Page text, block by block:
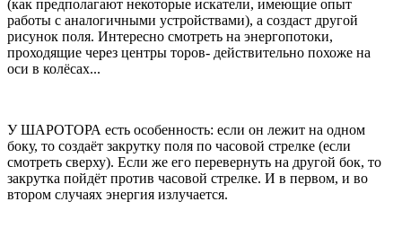
(как предполагают некоторые искатели, имеющие опыт
работы с аналогичными устройствами), а создаст другой
рисунок поля. Интересно смотреть на энергопотоки,
проходящие через центры торов- действительно похоже на
оси в колёсах...
У ШАРОТОРА есть особенность: если он лежит на одном
боку, то создаёт закрутку поля по часовой стрелке (если
смотреть сверху). Если же его перевернуть на другой бок, то
закрутка пойдёт против часовой стрелке. И в первом, и во
втором случаях энергия излучается.